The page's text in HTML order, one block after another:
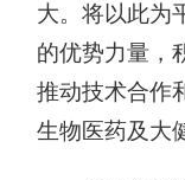
大。将以此为
的优势力量，
推动技术合作
生物医药及大